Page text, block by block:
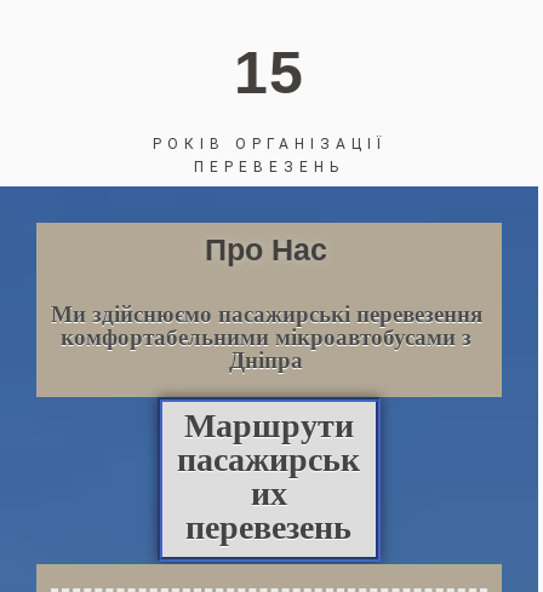
15
РОКІВ ОРГАНІЗАЦІЇ
ПЕРЕВЕЗЕНЬ
Про Нас
Ми здійснюємо пасажирські перевезення
комфортабельними мікроавтобусами з
Дніпра
Маршрути
пасажирськ
их
перевезень